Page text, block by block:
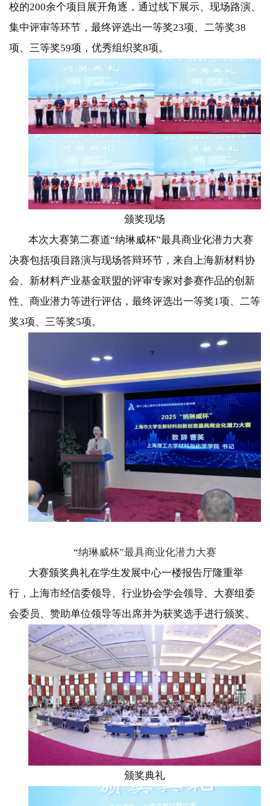
校的200余个项目展开角逐，通过线下展示、现场路演、
集中评审等环节，最终评选出一等奖23项、二等奖38
项、三等奖59项，优秀组织奖8项。
颁奖现场
本次大赛第二赛道“纳琳威杯”最具商业化潜力大赛
决赛包括项目路演与现场答辩环节，来自上海新材料协
会、新材料产业基金联盟的评审专家对参赛作品的创新
性、商业潜力等进行评估，最终评选出一等奖1项、二等
奖3项、三等奖5项。
“纳琳威杯”最具商业化潜力大赛
大赛颁奖典礼在学生发展中心一楼报告厅隆重举
行，上海市经信委领导、行业协会学会领导、大赛组委
会委员、赞助单位领导等出席并为获奖选手进行颁奖。
颁奖典礼